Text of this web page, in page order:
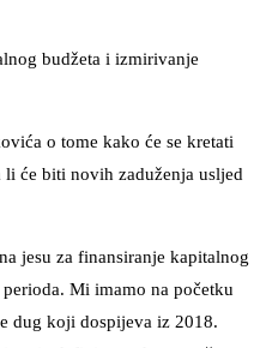
budžeta i izmirivanje
o tome kako će se kretati
će biti novih zaduženja usljed
jesu za finansiranje kapitalnog
Mi imamo na početku
dug koji dospijeva iz 2018.